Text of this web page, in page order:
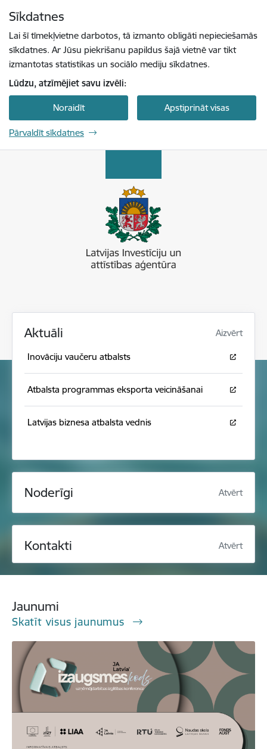
Sīkdatnes
Lai šī tīmekļvietne darbotos, tā izmanto obligāti nepieciešamās
sīkdatnes. Ar Jūsu piekrišanu papildus šajā vietnē var tikt
izmantotas statistikas un sociālo mediju sīkdatnes.
Lūdzu, atzīmējiet savu izvēli:
Noraidīt Apstiprināt visas
Pārvaldīt sīkdatnes
Aktuāli Aizvērt
Inovāciju vaučeru atbalsts
Atbalsta programmas eksporta veicināšanai
Latvijas biznesa atbalsta vednis
Noderīgi Atvērt
Kontakti Atvērt
Jaunumi
Skatīt visus jaunumus